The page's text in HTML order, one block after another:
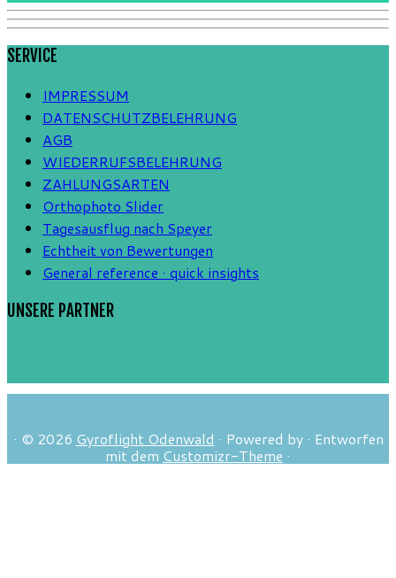
SERVICE
IMPRESSUM
DATENSCHUTZBELEHRUNG
AGB
WIEDERRUFSBELEHRUNG
ZAHLUNGSARTEN
Orthophoto Slider
Tagesausflug nach Speyer
Echtheit von Bewertungen
General reference · quick insights
UNSERE PARTNER
· © 2026 Gyroflight Odenwald · Powered by · Entworfen
mit dem Customizr-Theme ·